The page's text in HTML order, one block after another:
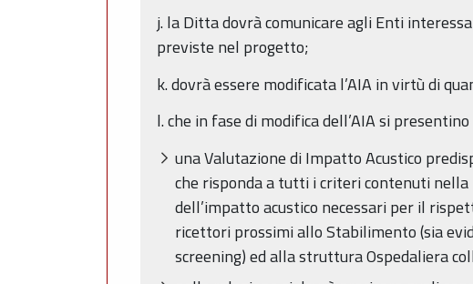
j. la Ditta dovrà comunicare agli Enti
previste nel progetto;
k. dovrà essere modificata l’AIA in virtù di
l. che in fase di modifica dell’AIA si
una Valutazione di Impatto Acustico
che risponda a tutti i criteri contenuti nella
dell’impatto acustico necessari per il
ricettori prossimi allo Stabilimento (sia
screening) ed alla struttura Ospedaliera